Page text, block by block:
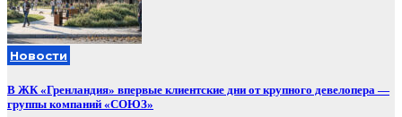
Новости
В ЖК «Гренландия» впервые клиентские дни от крупного девелопера —
группы компаний «СОЮЗ»